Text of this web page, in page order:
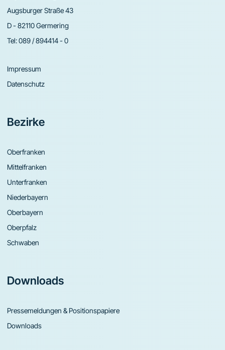
Augsburger Straße 43
D - 82110 Germering
Tel:089 / 894414 - 0
Impressum
Datenschutz
Bezirke
Oberfranken
Mittelfranken
Unterfranken
Niederbayern
Oberbayern
Oberpfalz
Schwaben
Downloads
Pressemeldungen & Positionspapiere
Downloads